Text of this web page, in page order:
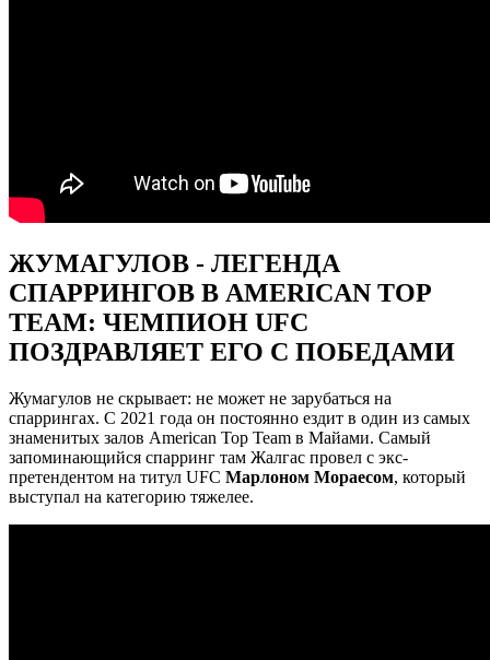
ЖУМАГУЛОВ - ЛЕГЕНДА
СПАРРИНГОВ В AMERICAN TOP
TEAM: ЧЕМПИОН UFC
ПОЗДРАВЛЯЕТ ЕГО С ПОБЕДАМИ
Жумагулов не скрывает: не может не зарубаться на
спаррингах. С 2021 года он постоянно ездит в один из самых
знаменитых залов American Top Team в Майами. Самый
запоминающийся спарринг там Жалгас провел с экс-
претендентом на титул UFC Марлоном Мораесом, который
выступал на категорию тяжелее.